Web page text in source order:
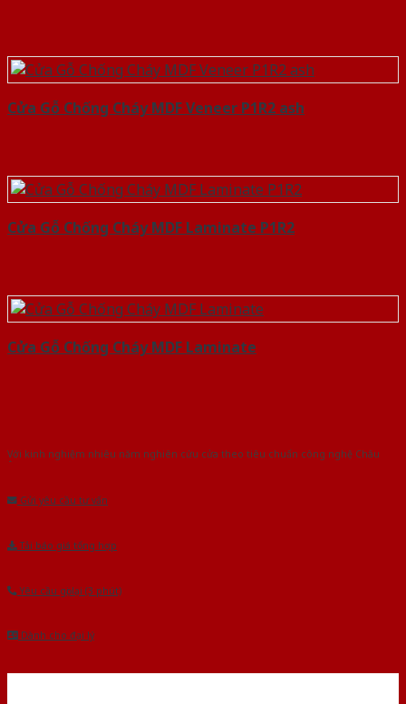
Cửa Gỗ Chống Cháy MDF Veneer P1R2 ash
Cửa Gỗ Chống Cháy MDF Laminate P1R2
Cửa Gỗ Chống Cháy MDF Laminate
Với kinh nghiệm nhiêu năm nghiên cứu cửa theo tiêu chuẩn công nghệ Châu
Gửi yêu cầu tư vấn
Tải báo giá tổng hợp
Yêu cầu gọi lại (3 phút)
Dành cho đại lý